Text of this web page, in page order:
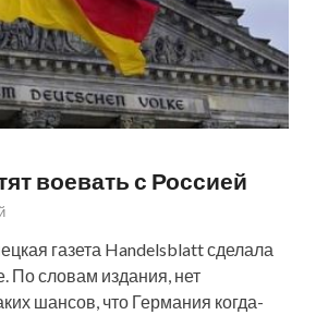
воевать с Россией
газета Handelsblatt сделала
По словам издания, нет
шансов, что Германия когда-